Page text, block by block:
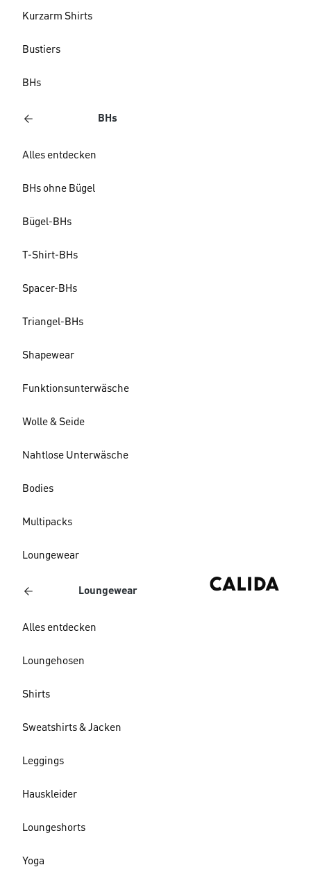
Kurzarm Shirts
Bustiers
BHs
BHs
Alles entdecken
BHs ohne Bügel
Bügel-BHs
T-Shirt-BHs
Spacer-BHs
Triangel-BHs
Shapewear
Funktionsunterwäsche
Wolle & Seide
Nahtlose Unterwäsche
Bodies
Multipacks
Loungewear
Loungewear
Alles entdecken
Loungehosen
Shirts
Sweatshirts & Jacken
Leggings
Hauskleider
Loungeshorts
Yoga